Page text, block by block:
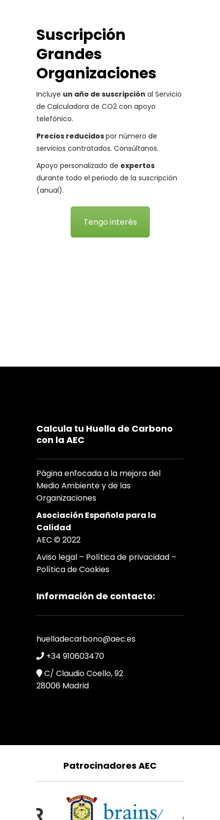
Suscripción
Grandes
Organizaciones
Incluye un año de suscripción al Servicio
de Calculadora de CO2 con apoyo
telefónico.
Precios reducidospor número de
servicios contratados. Consúltanos.
Apoyo personalizado de expertos
durante todo el periodo de la suscripción
(anual).
Tengo interés
Calcula tu Huella de Carbono
con la AEC
Página enfocada a la mejora del
Medio Ambiente y de las
Organizaciones
Asociación Española para la
Calidad
AEC © 2022
Aviso legal – Política de privacidad –
Política de Cookies
Información de contacto:
huelladecarbono@aec.es
+34 910603470
C/ Claudio Coello, 92
28006 Madrid
Patrocinadores AEC